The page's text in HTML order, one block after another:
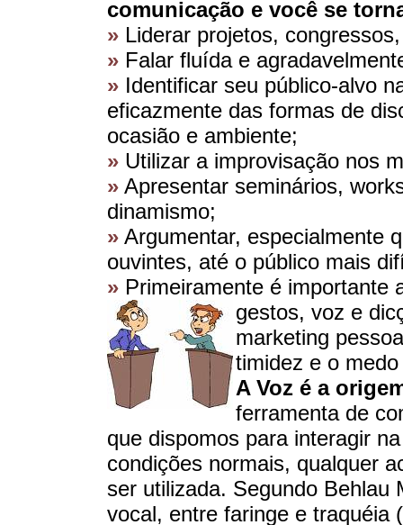
comunicação e você se
» Liderar projetos,
» Falar fluída e
» Identificar seu público-alvo
eficazmente das formas de
ocasião e ambiente;
» Utilizar a improvisação nos
» Apresentar seminários,
dinamismo;
» Argumentar, especialmente
ouvintes, até o público mais
» Primeiramente é importante
gestos, voz e
marketing
timidez e o
A Voz é a
ferramenta de
que dispomos para interagir
condições normais, qualquer
ser utilizada. Segundo Behlau
vocal, entre faringe e traquéia